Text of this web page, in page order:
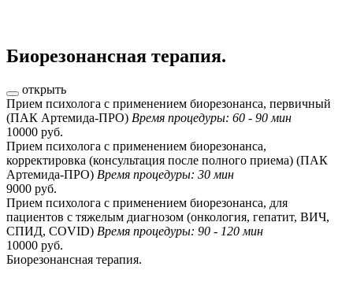
Биорезонансная терапия.
открыть
Прием психолога с применением биорезонанса, первичный
(ПАК Артемида-ПРО) Время процедуры: 60 - 90 мин
10000 руб.
Прием психолога с применением биорезонанса,
корректировка (консультация после полного приема) (ПАК
Артемида-ПРО) Время процедуры: 30 мин
9000 руб.
Прием психолога с применением биорезонанса, для
пациентов с тяжелым диагнозом (онкология, гепатит, ВИЧ,
СПИД, COVID) Время процедуры: 90 - 120 мин
10000 руб.
Биорезонансная терапия.